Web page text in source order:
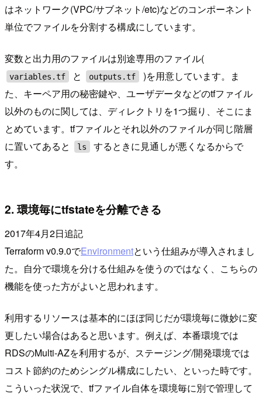
はネットワーク(VPC/サブネット/etc)などのコンポーネント
単位でファイルを分割する構成にしています。
変数と出力用のファイルは別途専用のファイル(
variables.tf と outputs.tf
)を用意しています。ま
た、キーペア用の秘密鍵や、ユーザデータなどのtfファイル
以外のものに関しては、ディレクトリを1つ掘り、そこにま
とめています。tfファイルとそれ以外のファイルが同じ階層
に置いてあると
ls
するときに見通しが悪くなるからで
す。
2. 環境毎にtfstateを分離できる
2017年4月2日追記
Terraform v0.9.0でEnvironmentという仕組みが導入されまし
た。自分で環境を分ける仕組みを使うのではなく、こちらの
機能を使った方がよいと思われます。
利用するリソースは基本的にほぼ同じだが環境毎に微妙に変
更したい場合はあると思います。例えば、本番環境では
RDSのMulti-AZを利用するが、ステージング/開発環境では
コスト節約のためシングル構成にしたい、といった時です。
こういった状況で、tfファイル自体を環境毎に別で管理して